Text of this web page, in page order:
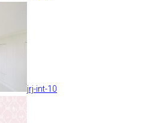
jrj-int-10